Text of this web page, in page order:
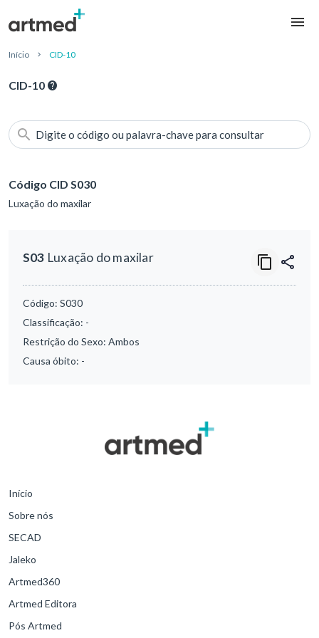
Início CID-10
CID-10
Digite o código ou palavra-chave para consultar
Código CID S030
Luxação do maxilar
S03 Luxação do maxilar
Código: S030
Classificação: -
Restrição do Sexo: Ambos
Causa óbito: -
Início
Sobre nós
SECAD
Jaleko
Artmed360
Artmed Editora
Pós Artmed